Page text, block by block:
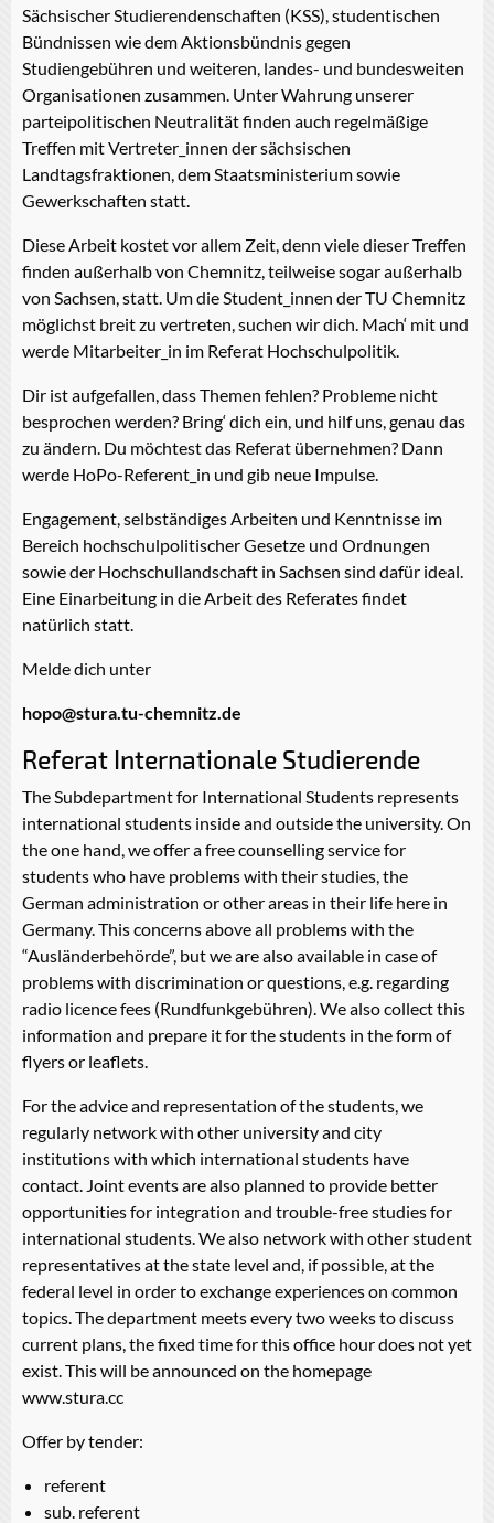
Sächsischer Studierendenschaften (KSS), studentischen
Bündnissen wie dem Aktionsbündnis gegen
Studiengebühren und weiteren, landes- und bundesweiten
Organisationen zusammen. Unter Wahrung unserer
parteipolitischen Neutralität finden auch regelmäßige
Treffen mit Vertreter_innen der sächsischen
Landtagsfraktionen, dem Staatsministerium sowie
Gewerkschaften statt.
Diese Arbeit kostet vor allem Zeit, denn viele dieser Treffen
finden außerhalb von Chemnitz, teilweise sogar außerhalb
von Sachsen, statt. Um die Student_innen der TU Chemnitz
möglichst breit zu vertreten, suchen wir dich. Mach‘ mit und
werde Mitarbeiter_in im Referat Hochschulpolitik.
Dir ist aufgefallen, dass Themen fehlen? Probleme nicht
besprochen werden? Bring‘ dich ein, und hilf uns, genau das
zu ändern. Du möchtest das Referat übernehmen? Dann
werde HoPo-Referent_in und gib neue Impulse.
Engagement, selbständiges Arbeiten und Kenntnisse im
Bereich hochschulpolitischer Gesetze und Ordnungen
sowie der Hochschullandschaft in Sachsen sind dafür ideal.
Eine Einarbeitung in die Arbeit des Referates findet
natürlich statt.
Melde dich unter
hopo@stura.tu-chemnitz.de
Referat Internationale Studierende
The Subdepartment for International Students represents
international students inside and outside the university. On
the one hand, we offer a free counselling service for
students who have problems with their studies, the
German administration or other areas in their life here in
Germany. This concerns above all problems with the
“Ausländerbehörde”, but we are also available in case of
problems with discrimination or questions, e.g. regarding
radio licence fees (Rundfunkgebühren). We also collect this
information and prepare it for the students in the form of
flyers or leaflets.
For the advice and representation of the students, we
regularly network with other university and city
institutions with which international students have
contact. Joint events are also planned to provide better
opportunities for integration and trouble-free studies for
international students. We also network with other student
representatives at the state level and, if possible, at the
federal level in order to exchange experiences on common
topics. The department meets every two weeks to discuss
current plans, the fixed time for this office hour does not yet
exist. This will be announced on the homepage
www.stura.cc
Offer by tender:
referent
sub. referent